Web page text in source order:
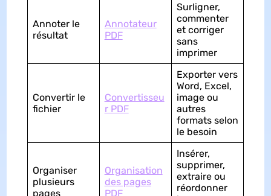
Annoter le
résultat
Annotateur
PDF
Surligner,
commenter
et corriger
sans
imprimer
Convertir le
fichier
Convertisseu
r PDF
Exporter vers
Word, Excel,
image ou
autres
formats selon
le besoin
Organiser
plusieurs
pages
Organisation
des pages
PDF
Insérer,
supprimer,
extraire ou
réordonner